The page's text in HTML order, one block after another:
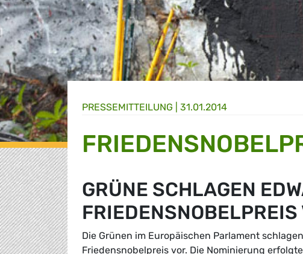
PRESSE­MITTEILUNG 31.01.2014
GRÜNE SCHLAGEN
FRIEDENSNOBELPREIS
Die Grünen im Europäischen Parlament
Friedensnobelpreis vor. Die Nominierung